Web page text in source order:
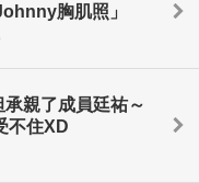
胸肌照」
親了成員廷祐～
不住XD